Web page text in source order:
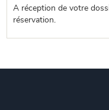
A réception de votre
réservation.